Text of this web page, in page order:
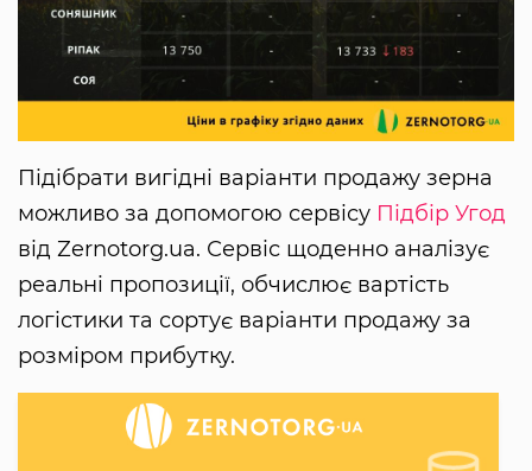
Підібрати вигідні варіанти продажу зерна
можливо за допомогою сервісу Підбір Угод
від Zernotorg.ua. Сервіс щоденно аналізує
реальні пропозиції, обчислює вартість
логістики та сортує варіанти продажу за
розміром прибутку.